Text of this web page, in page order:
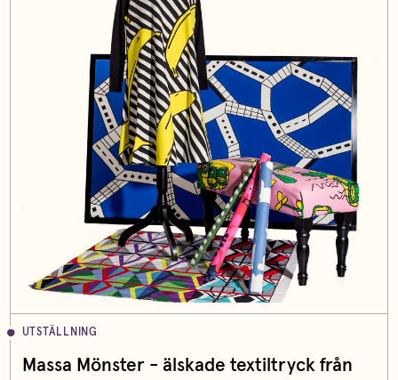
UTSTÄLLNING
Massa Mönster - älskade textiltryck från